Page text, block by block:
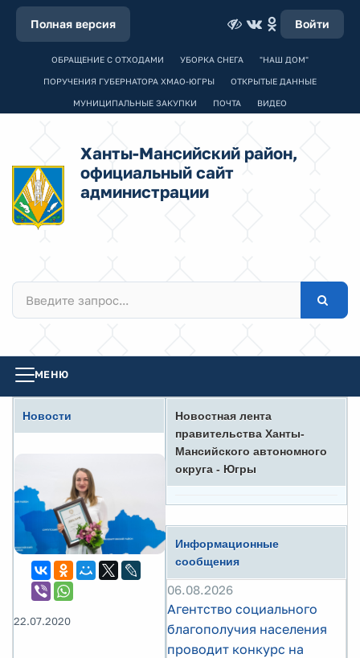
Полная версия Войти
ОБРАЩЕНИЕ С ОТХОДАМИ УБОРКА СНЕГА "НАШ ДОМ"
ПОРУЧЕНИЯ ГУБЕРНАТОРА ХМАО-ЮГРЫ ОТКРЫТЫЕ ДАННЫЕ
МУНИЦИПАЛЬНЫЕ ЗАКУПКИ ПОЧТА ВИДЕО
Ханты-Мансийский район,
официальный сайт
администрации
МЕНЮ
Новости
22.07.2020
Новостная лента
правительства Ханты-
Мансийского автономного
округа - Югры
Информационные
сообщения
06.08.2026
Агентство социального
благополучия населения
проводит конкурс на